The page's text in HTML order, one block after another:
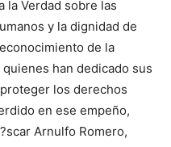
la Verdad sobre las
y la dignidad de
de la
han dedicado sus
los derechos
en ese empeño,
Arnulfo Romero,